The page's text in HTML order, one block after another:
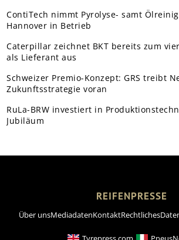
ContiTech nimmt Pyrolyse- samt
Hannover in Betrieb
Caterpillar zeichnet BKT bereits zum
als Lieferant aus
Schweizer Premio-Konzept: GRS treibt
Zukunftsstrategie voran
RuLa-BRW investiert in
Jubiläum
REIFENPRESSE
Über unsMediadatenKontaktRechtliches